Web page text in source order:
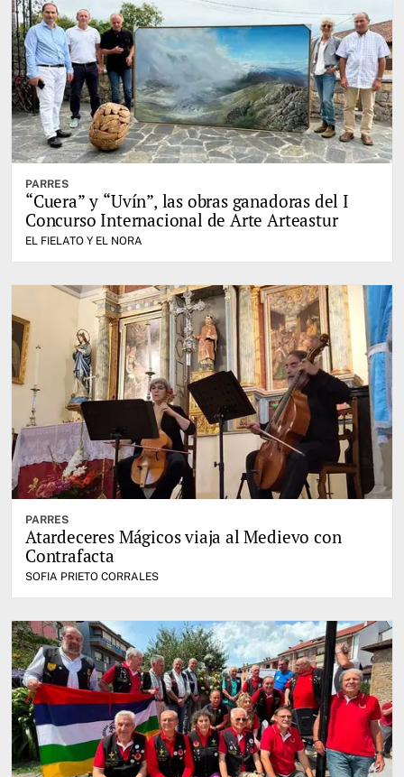
PARRES
“Cuera” y “Uvín”, las obras ganadoras del I
Concurso Internacional de Arte Arteastur
EL FIELATO Y EL NORA
PARRES
Atardeceres Mágicos viaja al Medievo con
Contrafacta
SOFIA PRIETO CORRALES